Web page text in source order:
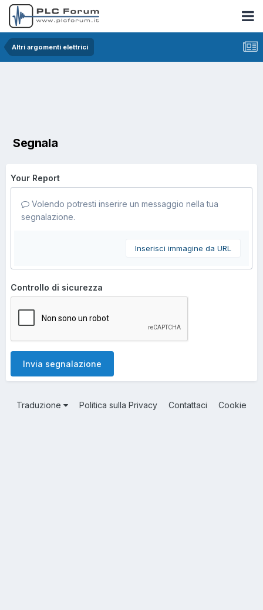
Altri argomenti elettrici
Segnala
Your Report
Volendo potresti inserire un messaggio nella tua
segnalazione.
Inserisci immagine da URL
Controllo di sicurezza
Invia segnalazione
Traduzione Politica sulla Privacy Contattaci Cookie